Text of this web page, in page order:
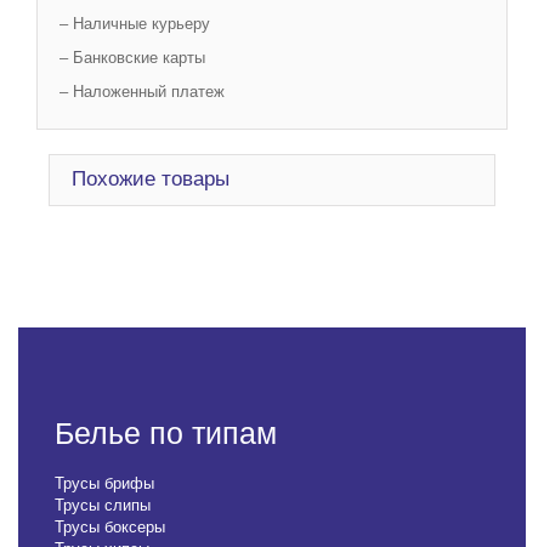
– Наличные курьеру
– Банковские карты
– Наложенный платеж
Похожие товары
Белье по типам
Трусы брифы
Трусы слипы
Трусы боксеры